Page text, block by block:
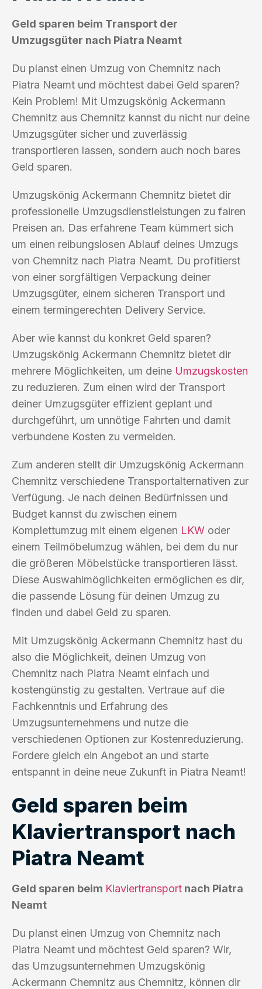
Geld sparen beim Transport der
Umzugsgüter nach Piatra Neamt
Du planst einen Umzug von Chemnitz nach
Piatra Neamt und möchtest dabei Geld sparen?
Kein Problem! Mit Umzugskönig Ackermann
Chemnitz aus Chemnitz kannst du nicht nur deine
Umzugsgüter sicher und zuverlässig
transportieren lassen, sondern auch noch bares
Geld sparen.
Umzugskönig Ackermann Chemnitz bietet dir
professionelle Umzugsdienstleistungen zu fairen
Preisen an. Das erfahrene Team kümmert sich
um einen reibungslosen Ablauf deines Umzugs
von Chemnitz nach Piatra Neamt. Du profitierst
von einer sorgfältigen Verpackung deiner
Umzugsgüter, einem sicheren Transport und
einem termingerechten Delivery Service.
Aber wie kannst du konkret Geld sparen?
Umzugskönig Ackermann Chemnitz bietet dir
mehrere Möglichkeiten, um deine Umzugskosten
zu reduzieren. Zum einen wird der Transport
deiner Umzugsgüter effizient geplant und
durchgeführt, um unnötige Fahrten und damit
verbundene Kosten zu vermeiden.
Zum anderen stellt dir Umzugskönig Ackermann
Chemnitz verschiedene Transportalternativen zur
Verfügung. Je nach deinen Bedürfnissen und
Budget kannst du zwischen einem
Komplettumzug mit einem eigenen LKW oder
einem Teilmöbelumzug wählen, bei dem du nur
die größeren Möbelstücke transportieren lässt.
Diese Auswahlmöglichkeiten ermöglichen es dir,
die passende Lösung für deinen Umzug zu
finden und dabei Geld zu sparen.
Mit Umzugskönig Ackermann Chemnitz hast du
also die Möglichkeit, deinen Umzug von
Chemnitz nach Piatra Neamt einfach und
kostengünstig zu gestalten. Vertraue auf die
Fachkenntnis und Erfahrung des
Umzugsunternehmens und nutze die
verschiedenen Optionen zur Kostenreduzierung.
Fordere gleich ein Angebot an und starte
entspannt in deine neue Zukunft in Piatra Neamt!
Geld sparen beim
Klaviertransport nach
Piatra Neamt
Geld sparen beim Klaviertransport nach Piatra
Neamt
Du planst einen Umzug von Chemnitz nach
Piatra Neamt und möchtest Geld sparen? Wir,
das Umzugsunternehmen Umzugskönig
Ackermann Chemnitz aus Chemnitz, können dir